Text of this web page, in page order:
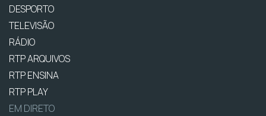
DESPORTO
TELEVISÃO
RÁDIO
RTP ARQUIVOS
RTP ENSINA
RTP PLAY
EM DIRETO